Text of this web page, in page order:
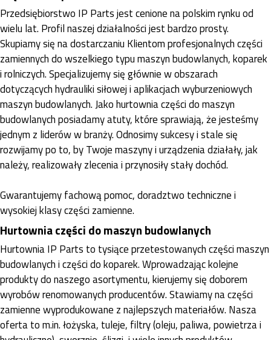
Przedsiębiorstwo IP Parts jest cenione na polskim rynku od
wielu lat. Profil naszej działalności jest bardzo prosty.
Skupiamy się na dostarczaniu Klientom profesjonalnych części
zamiennych do wszelkiego typu maszyn budowlanych, koparek
i rolniczych. Specjalizujemy się głównie w obszarach
dotyczących hydrauliki siłowej i aplikacjach wyburzeniowych
maszyn budowlanych. Jako hurtownia części do maszyn
budowlanych posiadamy atuty, które sprawiają, że jesteśmy
jednym z liderów w branży. Odnosimy sukcesy i stale się
rozwijamy po to, by Twoje maszyny i urządzenia działały, jak
należy, realizowały zlecenia i przynosiły stały dochód.
Gwarantujemy fachową pomoc, doradztwo techniczne i
wysokiej klasy części zamienne.
Hurtownia części do maszyn budowlanych
Hurtownia IP Parts to tysiące przetestowanych części maszyn
budowlanych i części do koparek. Wprowadzając kolejne
produkty do naszego asortymentu, kierujemy się doborem
wyrobów renomowanych producentów. Stawiamy na części
zamienne wyprodukowane z najlepszych materiałów. Nasza
oferta to m.in. łożyska, tuleje, filtry (oleju, paliwa, powietrza i